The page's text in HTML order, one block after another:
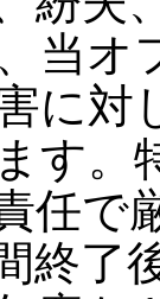
当オ
に対
す。
任で
終了